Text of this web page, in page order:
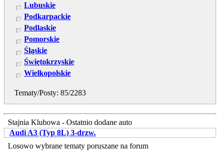
Lubuskie
Podkarpackie
Podlaskie
Pomorskie
Śląskie
Świętokrzyskie
Wielkopolskie
Tematy/Posty: 85/2283
Stajnia Klubowa - Ostatnio dodane auto
Audi A3 (Typ 8L) 3-drzw.
Losowo wybrane tematy poruszane na forum